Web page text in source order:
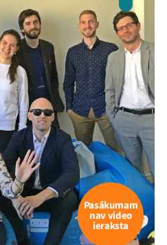
Pasākumam
nav video
ieraksta